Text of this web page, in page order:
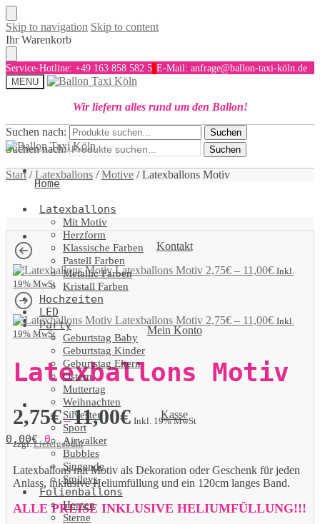
Skip to navigation Skip to content
Ihr Warenkorb
Service-Hotline: +49 163 858 582 5 E-Mail: anfrage@ballon-taxi-köln.de
MENU
Wir liefern alles rund um den Ballon!
Suchen nach: Suchen
Kontakt
Mein Konto
Kasse
0,00€ 0
Suchen nach: Suchen
Home
Latexballons
Mit Motiv
Herzform
Klassische Farben
Pastell Farben
Metallic Farben
Kristall Farben
Hochzeiten
LED
Party
Geburtstag Baby
Geburtstag Kinder
Geburtstag Eltern
Ostern
Muttertag
Weihnachten
Silvester
Sport
Airwalker
Bubbles
Singende
Smileys
Folienballons
Herzen
Sterne
Start /Latexballons /Motive /Latexballons Motiv
Latexballons Motiv 2,75€– 11,00€ Inkl.
19% MwSt
Latexballons Motiv 2,75€– 11,00€ Inkl.
19% MwSt
Latexballons Motiv
2,75€–11,00€ Inkl. 19% MwSt
zzgl.Liefergebühr
Latexballons mit Motiv als Dekoration oder Geschenk für jeden
Anlass, inklusive Heliumfüllung und ein 120cm langes Band.
ALLE PREISE INKLUSIVE HELIUMFÜLLUNG!!!